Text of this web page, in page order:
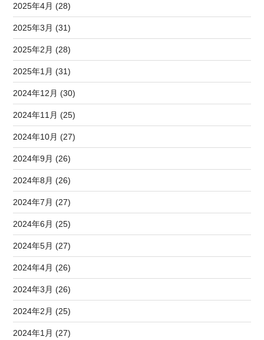
2025年4月 (28)
2025年3月 (31)
2025年2月 (28)
2025年1月 (31)
2024年12月 (30)
2024年11月 (25)
2024年10月 (27)
2024年9月 (26)
2024年8月 (26)
2024年7月 (27)
2024年6月 (25)
2024年5月 (27)
2024年4月 (26)
2024年3月 (26)
2024年2月 (25)
2024年1月 (27)